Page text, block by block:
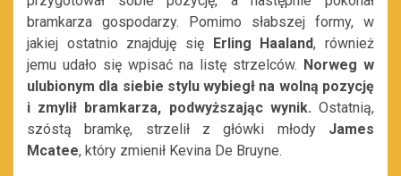
bramkarza gospodarzy. Pomimo słabszej formy, w
jakiej ostatnio znajduję się Erling Haaland, również
jemu udało się wpisać na listę strzelców. Norweg w
ulubionym dla siebie stylu wybiegł na wolną pozycję
i zmylił bramkarza, podwyższając wynik. Ostatnią,
szóstą bramkę, strzelił z główki młody James
Mcatee, który zmienił Kevina De Bruyne.